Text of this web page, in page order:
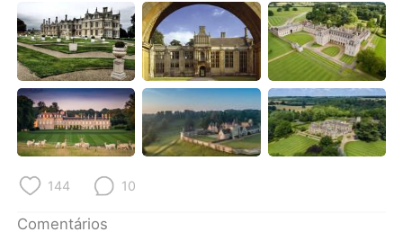
Türkçe
Tiếng Việt
144 10
Comentários